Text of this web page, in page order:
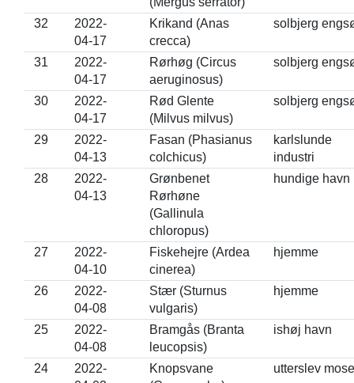
32
2022-
04-17
Krikand (Anas
crecca)
solbjerg
31
2022-
04-17
Rørhøg (Circus
aeruginosus)
solbjerg
30
2022-
04-17
Rød Glente
(Milvus milvus)
solbjerg
29
2022-
04-13
Fasan (Phasianus
colchicus)
karlslunde
industri
28
2022-
04-13
Grønbenet
Rørhøne
(Gallinula
chloropus)
hundige havn
27
2022-
04-10
Fiskehejre (Ardea
cinerea)
hjemme
26
2022-
04-08
Stær (Sturnus
vulgaris)
hjemme
25
2022-
04-08
Bramgås (Branta
leucopsis)
ishøj havn
24
2022-
Knopsvane
utterslev mose